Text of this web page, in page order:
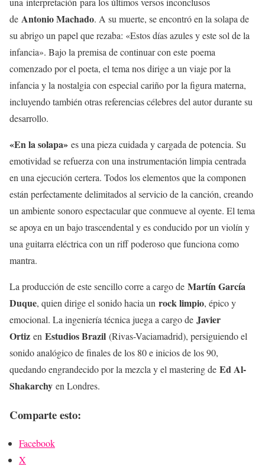
de Antonio Machado. A su muerte, se encontró en la solapa de
su abrigo un papel que rezaba: «Estos días azules y este sol de la
infancia». Bajo la premisa de continuar con este poema
comenzado por el poeta, el tema nos dirige a un viaje por la
infancia y la nostalgia con especial cariño por la figura materna,
incluyendo también otras referencias célebres del autor durante su
desarrollo.
«En la solapa» es una pieza cuidada y cargada de potencia. Su
emotividad se refuerza con una instrumentación limpia centrada
en una ejecución certera. Todos los elementos que la componen
están perfectamente delimitados al servicio de la canción, creando
un ambiente sonoro espectacular que conmueve al oyente. El tema
se apoya en un bajo trascendental y es conducido por un violín y
una guitarra eléctrica con un riff poderoso que funciona como
mantra.
La producción de este sencillo corre a cargo de Martín García
Duque, quien dirige el sonido hacia un rock limpio, épico y
emocional. La ingeniería técnica juega a cargo de Javier
Ortiz en Estudios Brazil (Rivas-Vaciamadrid), persiguiendo el
sonido analógico de finales de los 80 e inicios de los 90,
quedando engrandecido por la mezcla y el mastering de Ed Al-
Shakarchy en Londres.
Comparte esto:
Facebook
X